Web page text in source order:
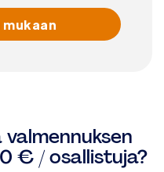
€ / osallistuja?